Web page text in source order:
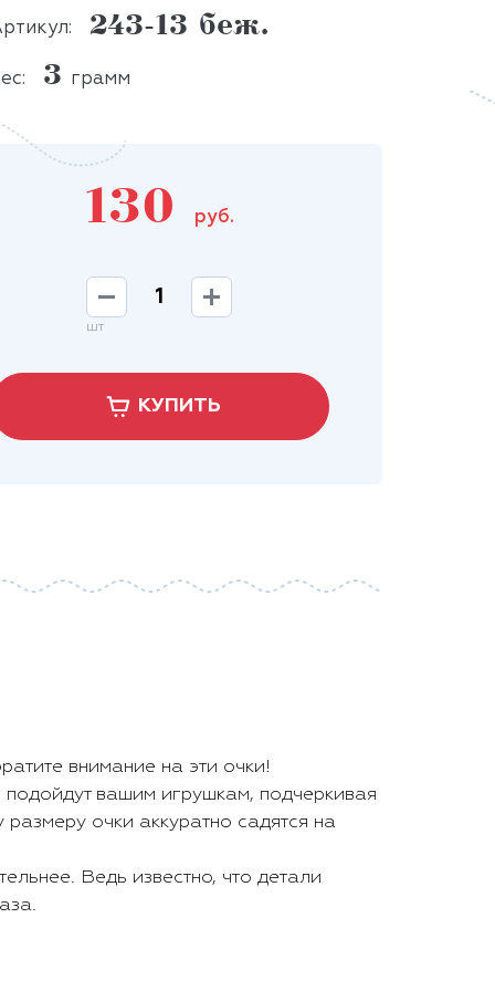
243-13 беж.
3 грамм
130 руб.
шт
КУПИТЬ
внимание на эти очки!
подойдут вашим игрушкам, подчеркивая
очки аккуратно садятся на
Ведь известно, что детали